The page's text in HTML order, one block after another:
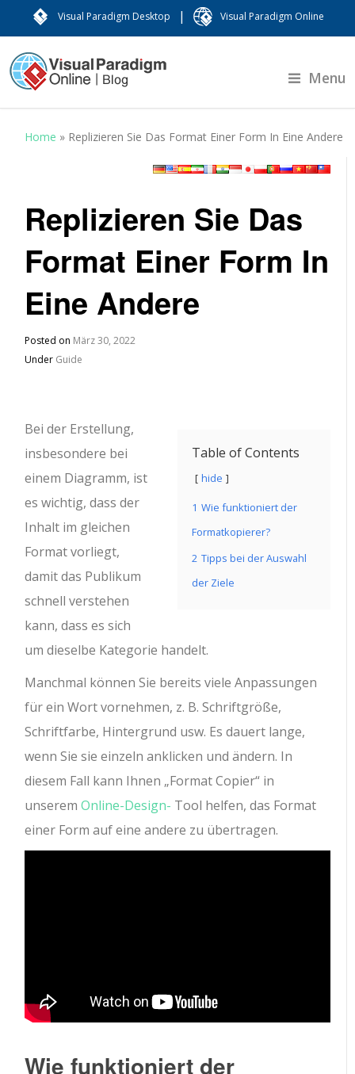
Visual Paradigm Desktop | Visual Paradigm Online
Menu
Home » Replizieren Sie Das Format Einer Form In Eine Andere
Replizieren Sie Das
Format Einer Form In
Eine Andere
Posted on März 30, 2022
Under Guide
Table of Contents
hide
1 Wie funktioniert der
Formatkopierer?
2 Tipps bei der Auswahl
der Ziele
Bei der Erstellung,
insbesondere bei
einem Diagramm, ist
es wichtig, dass der
Inhalt im gleichen
Format vorliegt,
damit das Publikum
schnell verstehen
kann, dass es sich
um dieselbe Kategorie handelt.
Manchmal können Sie bereits viele Anpassungen
für ein Wort vornehmen, z. B. Schriftgröße,
Schriftfarbe, Hintergrund usw. Es dauert lange,
wenn Sie sie einzeln anklicken und ändern. In
diesem Fall kann Ihnen „Format Copier“ in
unseremOnline-Design- Tool helfen, das Format
einer Form auf eine andere zu übertragen.
Wie funktioniert der